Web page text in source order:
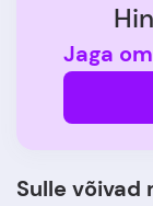
Jaga
Sulle võivad